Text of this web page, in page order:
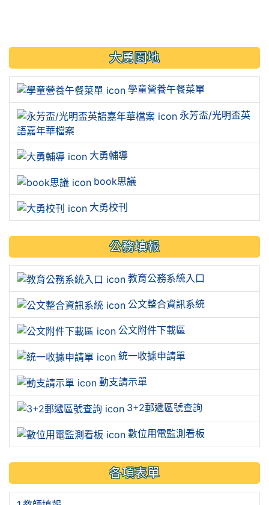
大勇園地
學童營養午餐菜單
永芳盃/光明盃英
語嘉年華檔案
大勇輔導
book思議
大勇校刊
公務填報
教育公務系統入口
公文整合資訊系統
公文附件下載區
統一收據申請單
動支請示單
3+2郵遞區號查詢
數位用電監測看板
各項表單